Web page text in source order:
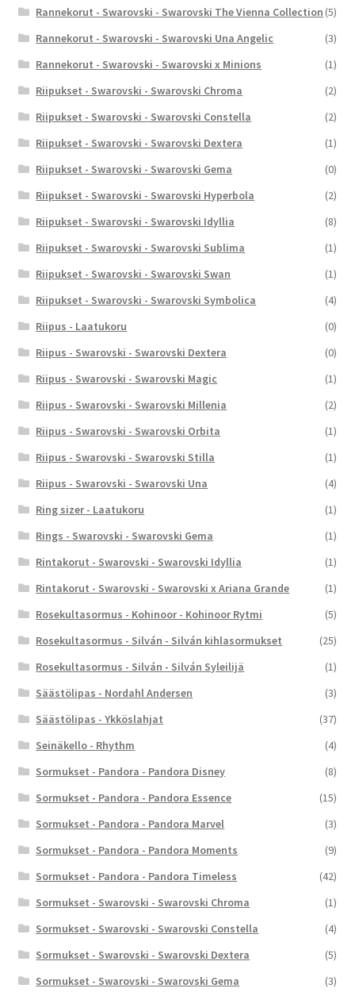
Rannekorut - Swarovski - Swarovski The Vienna Collection (5)
Rannekorut - Swarovski - Swarovski Una Angelic
(3)
Rannekorut - Swarovski - Swarovski x Minions
(1)
Riipukset - Swarovski - Swarovski Chroma
(2)
Riipukset - Swarovski - Swarovski Constella
(2)
Riipukset - Swarovski - Swarovski Dextera
(1)
Riipukset - Swarovski - Swarovski Gema
(0)
Riipukset - Swarovski - Swarovski Hyperbola
(2)
Riipukset - Swarovski - Swarovski Idyllia
(8)
Riipukset - Swarovski - Swarovski Sublima
(1)
Riipukset - Swarovski - Swarovski Swan
(1)
Riipukset - Swarovski - Swarovski Symbolica
(4)
Riipus - Laatukoru
(0)
Riipus - Swarovski - Swarovski Dextera
(0)
Riipus - Swarovski - Swarovski Magic
(1)
Riipus - Swarovski - Swarovski Millenia
(2)
Riipus - Swarovski - Swarovski Orbita
(1)
Riipus - Swarovski - Swarovski Stilla
(1)
Riipus - Swarovski - Swarovski Una
(4)
Ring sizer - Laatukoru
(1)
Rings - Swarovski - Swarovski Gema
(1)
Rintakorut - Swarovski - Swarovski Idyllia
(1)
Rintakorut - Swarovski - Swarovski x Ariana Grande
(1)
Rosekultasormus - Kohinoor - Kohinoor Rytmi
(5)
Rosekultasormus - Silván - Silván kihlasormukset
(25)
Rosekultasormus - Silván - Silván Syleilijä
(1)
Säästölipas - Nordahl Andersen
(3)
Säästölipas - Ykköslahjat
(37)
Seinäkello - Rhythm
(4)
Sormukset - Pandora - Pandora Disney
(8)
Sormukset - Pandora - Pandora Essence
(15)
Sormukset - Pandora - Pandora Marvel
(3)
Sormukset - Pandora - Pandora Moments
(9)
Sormukset - Pandora - Pandora Timeless
(42)
Sormukset - Swarovski - Swarovski Chroma
(1)
Sormukset - Swarovski - Swarovski Constella
(4)
Sormukset - Swarovski - Swarovski Dextera
(5)
Sormukset - Swarovski - Swarovski Gema
(3)